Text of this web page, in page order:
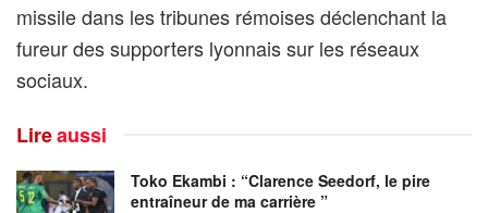
missile dans les tribunes rémoises déclenchant la
fureur des supporters lyonnais sur les réseaux
sociaux.
Lireaussi
Toko Ekambi : “Clarence Seedorf, le pire
entraîneur de ma carrière ”